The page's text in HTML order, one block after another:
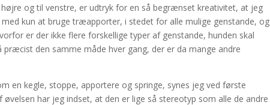
og til venstre, er udtryk for en så begrænset kreativitet, at jeg
kun at bruge træapporter, i stedet for alle mulige genstande, og
er der ikke flere forskellige typer af genstande, hunden skal
den samme måde hver gang, der er da mange andre
en kegle, stoppe, apportere og springe, synes jeg ved første
har jeg indset, at den er lige så stereotyp som alle de andre